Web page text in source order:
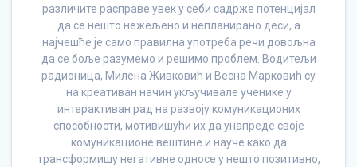
различите расправе увек у себи садрже потенцијал
да се нешто нежељено и непланирано деси, а
најчешће је само правилна употреба речи довољна
да се боље разумемо и решимо проблем. Водитељи
радионица, Милена Живковић и Весна Марковић су
на креативан начин укључивале ученике у
интерактиван рад на развоју комуникационих
способности, мотивишући их да унапреде своје
комуникационе вештине и науче како да
трансформишу негативне односе у нешто позитивно,